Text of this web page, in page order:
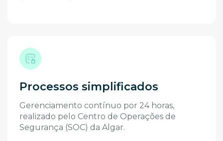
Processos simplificados
Gerenciamento contínuo por 24 horas,
realizado pelo Centro de Operações de
Segurança (SOC) da Algar.